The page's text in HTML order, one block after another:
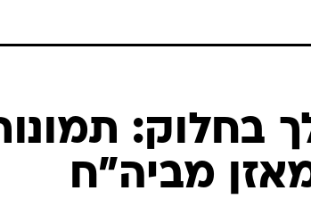
חדשות
בחלוק:
מביה"ח